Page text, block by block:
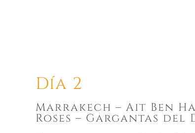
Día 2
Marrakech – Ait Ben
Roses – Gargantas del